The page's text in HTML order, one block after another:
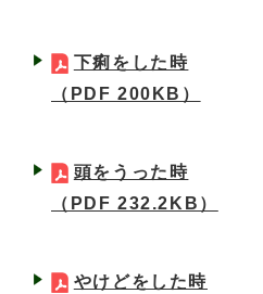
下痢をした時
（PDF 200KB）
頭をうった時
（PDF 232.2KB）
やけどをした時